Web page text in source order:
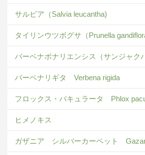
サルビア（Salvia leucantha)
タイリンウツボグサ（Prunella
バーベナボナリエンシス（サンジャク
バーベナリギタ Verbena rigida
フロックス・パキュラータ Phlox
ヒメノキス
ガザニア シルバーカーペット